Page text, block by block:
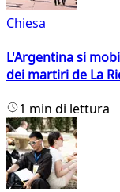
Chiesa
L'Argentina si
dei martiri de La
1 min di lettura